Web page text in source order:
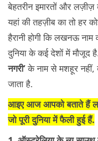
बेहतरीन इमारतों और
यहां की तहज़ीब का तो हर
हैरानी होगी कि लखनऊ नाम
दुनिया के कई देशों में मौजूद
नगरी’के नाम से मशहूर नहीं,
जाता है.
आइए आज आपको बताते हैं
जो पूरी दुनिया में फैली हुई हैं.